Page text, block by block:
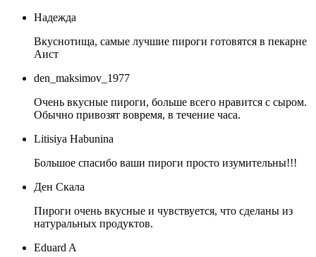
Надежда
Вкуснотища, самые лучшие пироги готовятся в пекарне
Аист
den_maksimov_1977
Очень вкусные пироги, больше всего нравится с сыром.
Обычно привозят вовремя, в течение часа.
Litisiya Habunina
Большое спасибо ваши пироги просто изумительны!!!
Ден Скала
Пироги очень вкусные и чувствуется, что сделаны из
натуральных продуктов.
Eduard A